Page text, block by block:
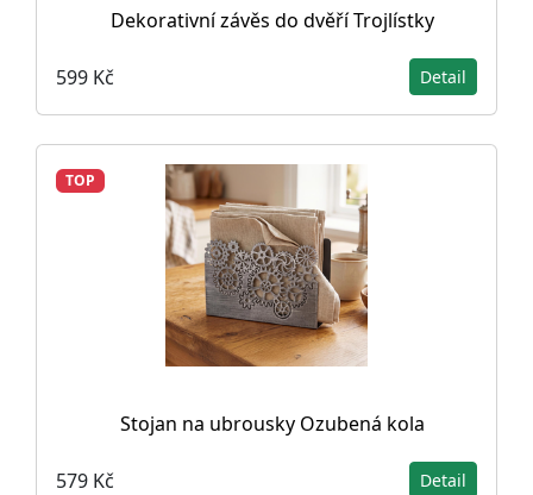
Dekorativní závěs do dvěří Trojlístky
599 Kč Detail
TOP
Stojan na ubrousky Ozubená kola
579 Kč Detail